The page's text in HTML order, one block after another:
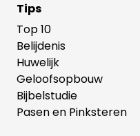
Tips
Top 10
Belijdenis
Huwelijk
Geloofsopbouw
Bijbelstudie
Pasen en Pinksteren